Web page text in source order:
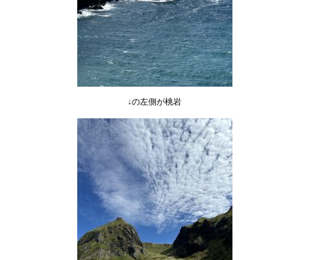
↓の左側が桃岩